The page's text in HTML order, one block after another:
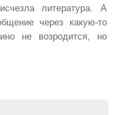
литература. А
через какую-то
не возродится, но